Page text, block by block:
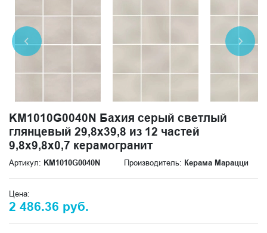
KM1010G0040N Бахия серый светлый
глянцевый 29,8х39,8 из 12 частей
9,8x9,8x0,7 керамогранит
Артикул: KM1010G0040N Производитель: Керама Марацци
Цена:
2 486.36 руб.